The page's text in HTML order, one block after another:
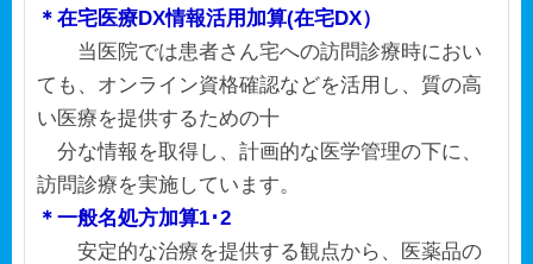
＊在宅医療DX情報活用加算(在宅DX）
当医院では患者さん宅への訪問診療時におい
ても、オンライン資格確認などを活用し、質の高
い医療を提供するための十
分な情報を取得し、計画的な医学管理の下に、
訪問診療を実施しています。
＊一般名処方加算1･2
安定的な治療を提供する観点から、医薬品の